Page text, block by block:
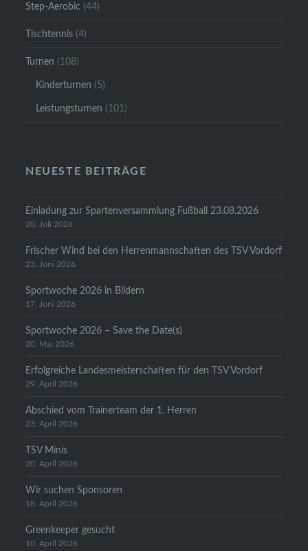
Step-Aerobic (44)
Tischtennis (4)
Turnen (108)
Kinderturnen (5)
Leistungsturnen (101)
NEUESTE BEITRÄGE
Einladung zur Spartenversammlung Fußball 23.08.2026
20. Juli 2026
Frischer Wind bei den Herrenmannschaften des TSV Vordorf
23. Juni 2026
Sportwoche 2026 in Bildern
17. Juni 2026
Sportwoche 2026 – Save the Date(s)
20. Mai 2026
Erfolgreiche Landesmeisterschaften für den TSV Vordorf
29. April 2026
Abschied vom Trainerteam der 1. Herren
23. April 2026
TSV Minis
20. April 2026
Wir suchen Sponsoren
18. April 2026
Greenkeeper gesucht
10. April 2026